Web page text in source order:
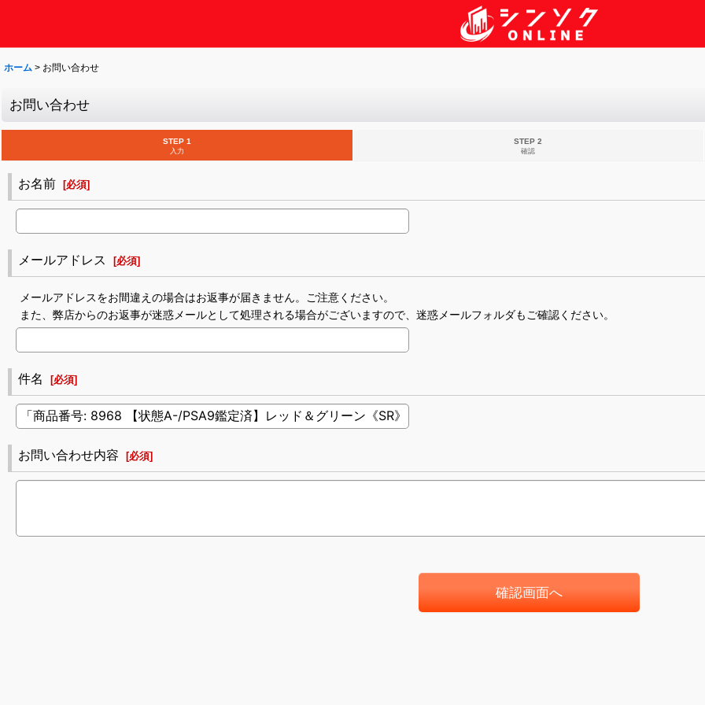
ホーム > お問い合わせ
お問い合わせ
STEP 1
入力
STEP 2
確認
お名前 [必須]
メールアドレス [必須]
メールアドレスをお間違えの場合はお返事が届きません。ご注意ください。
また、弊店からのお返事が迷惑メールとして処理される場合がございますので、迷惑メールフォルダもご確認ください。
件名 [必須]
お問い合わせ内容 [必須]
確認画面へ